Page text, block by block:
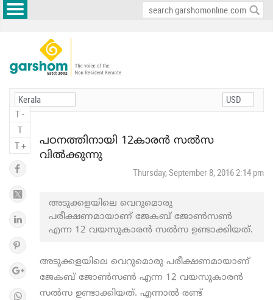
T -
T
T +
പഠനത്തിനായി 12കാരന്‍ സല്‍സ
വില്‍ക്കുന്നു
Thursday, September 8, 2016 2:14 pm
അടുക്കളയിലെ വെറുമൊരു
പരീക്ഷണമായാണ് ജേകബ് ജോണ്‍സണ്‍
എന്ന 12 വയസുകാരന്‍ സല്‍സ ഉണ്ടാക്കിയത്.
അടുക്കളയിലെ വെറുമൊരു പരീക്ഷണമായാണ്
ജേകബ് ജോണ്‍സണ്‍ എന്ന 12 വയസുകാരന്‍
സല്‍സ ഉണ്ടാക്കിയത്. എന്നാല്‍ രണ്ട്